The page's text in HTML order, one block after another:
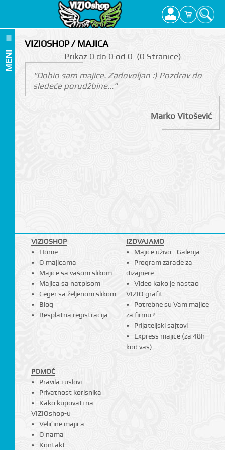
MENI
VIZIOSHOP / MAJICA
Prikаz 0 do 0 оd 0. (0 Strаnicе)
"Dobio sam majice. Zadovoljan :) Pozdrav do
sledeće porudžbine..."
Marko Vitošević
VIZIOSHOP
Home
O majicama
Majice sa vašom slikom
Majica sa natpisom
Ceger sa željenom slikom
Blog
Besplatna registracija
IZDVAJAMO
Majice uživo - Galerija
Program zarade za
dizajnere
Video kako je nastao
VIZIO grafit
Potrebne su Vam majice
za firmu?
Prijateljski sajtovi
Express majice (za 48h
kod vas)
POMOĆ
Pravila i uslovi
Privatnost korisnika
Kako kupovati na
VIZIOshop-u
Veličine majica
O nama
Kontakt